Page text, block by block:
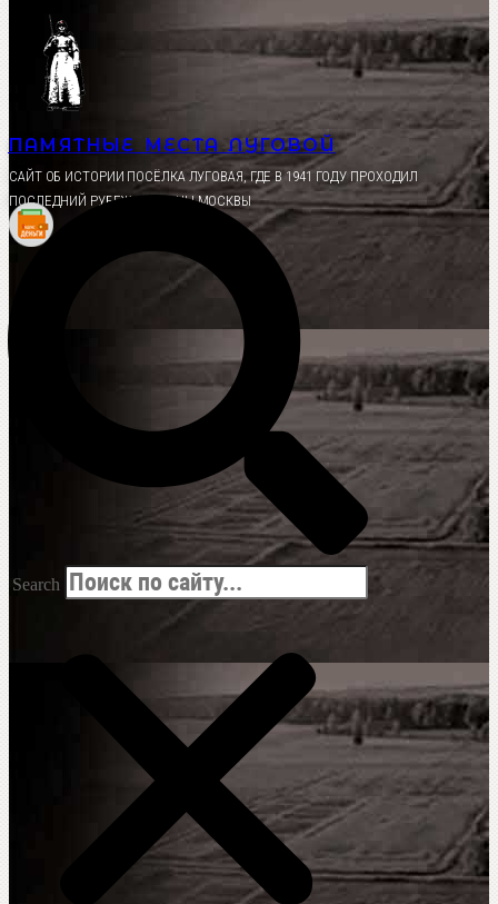
Перейти
содержимому
ПАМЯТНЫЕ МЕСТА ЛУГОВОЙ
CАЙТ ОБ ИСТОРИИ ПОСЁЛКА ЛУГОВАЯ, ГДЕ В 1941 ГОДУ ПРОХОДИЛ
ПОСЛЕДНИЙ РУБЕЖ ОБОРОНЫ МОСКВЫ
Search